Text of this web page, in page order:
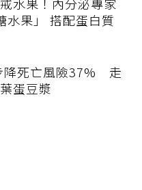
水果」 搭配蛋白質
降死亡風險37% 走
蛋豆漿